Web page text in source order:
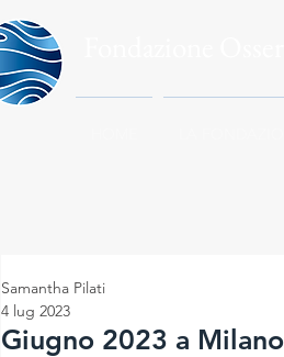
Giugno 2023 a
Samantha Pilati
4 lug 2023